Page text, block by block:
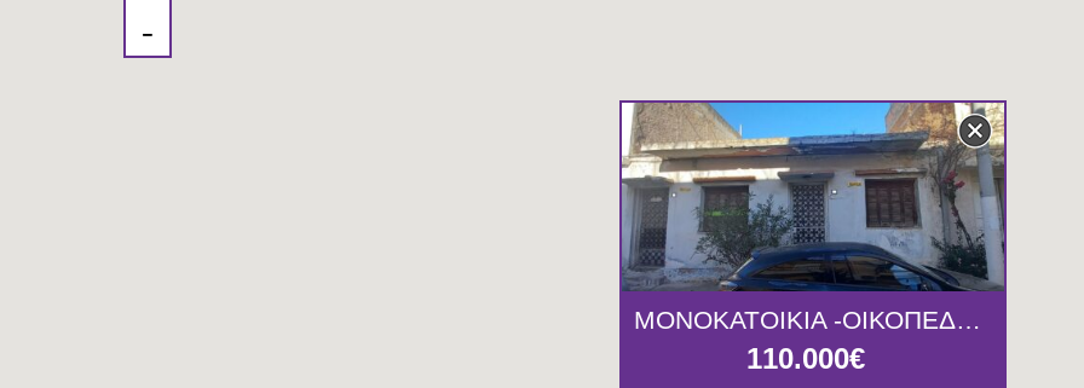
ΜΟΝΟΚΑΤΟΙΚΙΑ -ΟΙΚΟΠΕΔΟ 101τμ ΠΕΙΡΑΙΑΣ
110.000€